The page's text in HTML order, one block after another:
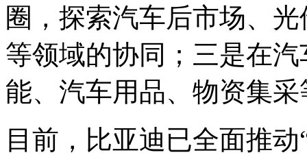
圈，探索汽车后市场、
等领域的协同；三是在
能、汽车用品、物资集
目前，比亚迪已全面推